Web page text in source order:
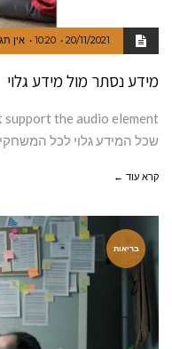
20/11/2021
10:20 אין
מידע נסתר מול מידע גלוי
שכל המידע גלוי לכל
קרא עוד ←
בריאות